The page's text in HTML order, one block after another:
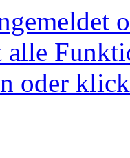
oder